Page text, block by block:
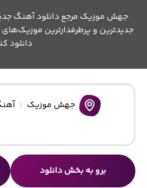
جهش موزیک مرجع دانلود آهنگ جدید
جدیدترین و پرطرفدارترین
دانلود
جهش موزیک
برو به بخش دانلود